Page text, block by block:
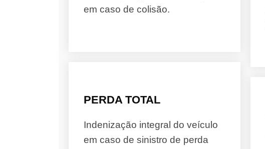
em caso de colisão.
PERDA TOTAL
Indenização integral do veículo
em caso de sinistro de perda